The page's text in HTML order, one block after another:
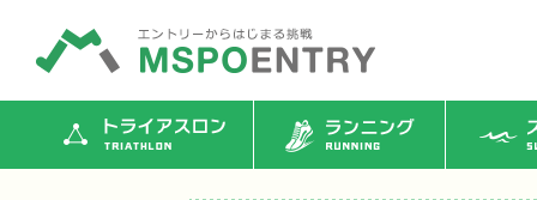
トライアスロン ランニング ス